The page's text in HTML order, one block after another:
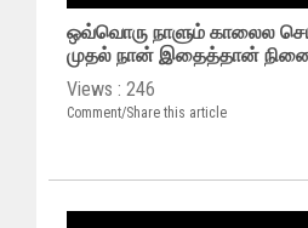
ஒவ்வொரு நாளும் காலைல
முதல் நான் இதைத்தான்
Views : 246
Comment/Share this article